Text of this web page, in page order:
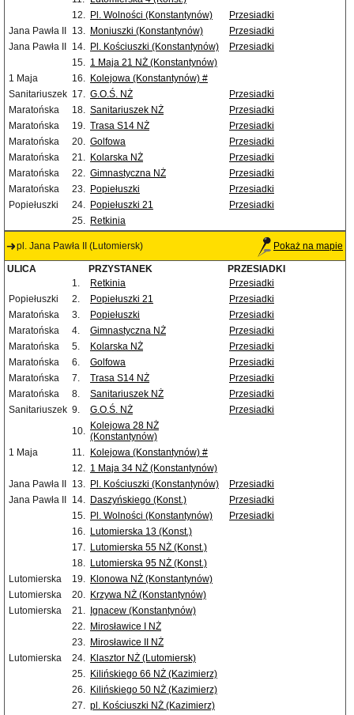
12. Pl. Wolności (Konstantynów)
Przesiadki
Jana Pawła II
13. Moniuszki (Konstantynów)
Przesiadki
Jana Pawła II
14. Pl. Kościuszki (Konstantynów)
Przesiadki
15. 1 Maja 21 NŻ (Konstantynów)
1 Maja
16. Kolejowa (Konstantynów) #
Sanitariuszek 17. G.O.Ś. NŻ
Przesiadki
Maratońska
18. Sanitariuszek NŻ
Przesiadki
Maratońska
19. Trasa S14 NŻ
Przesiadki
Maratońska
20. Golfowa
Przesiadki
Maratońska
21. Kolarska NŻ
Przesiadki
Maratońska
22. Gimnastyczna NŻ
Przesiadki
Maratońska
23. Popiełuszki
Przesiadki
Popiełuszki
24. Popiełuszki 21
Przesiadki
25. Retkinia
pl. Jana Pawła II (Lutomiersk) Pokaż na mapie
ULICA PRZYSTANEK
PRZESIADKI
1.
Retkinia
Przesiadki
Popiełuszki
2. Popiełuszki 21
Przesiadki
Maratońska
3. Popiełuszki
Przesiadki
Maratońska
4. Gimnastyczna NŻ
Przesiadki
Maratońska
5. Kolarska NŻ
Przesiadki
Maratońska
6. Golfowa
Przesiadki
Maratońska
7. Trasa S14 NŻ
Przesiadki
Maratońska
8. Sanitariuszek NŻ
Przesiadki
Sanitariuszek 9. G.O.Ś. NŻ
Przesiadki
10. Kolejowa 28 NŻ
(Konstantynów)
1 Maja
11.
Kolejowa (Konstantynów) #
12. 1 Maja 34 NŻ (Konstantynów)
Jana Pawła II
13. Pl. Kościuszki (Konstantynów)
Przesiadki
Jana Pawła II
14. Daszyńskiego (Konst.)
Przesiadki
15. Pl. Wolności (Konstantynów)
Przesiadki
16. Lutomierska 13 (Konst.)
17. Lutomierska 55 NŻ (Konst.)
18. Lutomierska 95 NŻ (Konst.)
Lutomierska
19. Klonowa NŻ (Konstantynów)
Lutomierska
20. Krzywa NŻ (Konstantynów)
Lutomierska
21.
Ignacew (Konstantynów)
22. Mirosławice I NŻ
23. Mirosławice II NŻ
Lutomierska
24. Klasztor NŻ (Lutomiersk)
25. Kilińskiego 66 NŻ (Kazimierz)
26. Kilińskiego 50 NŻ (Kazimierz)
27. pl. Kościuszki NŻ (Kazimierz)